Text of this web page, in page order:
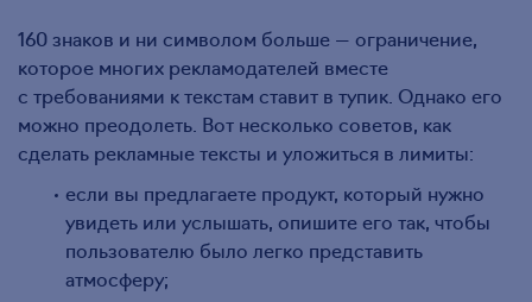
160 знаков и ни символом больше — ограничение,
которое многих рекламодателей вместе
с требованиями к текстам ставит в тупик. Однако его
можно преодолеть. Вот несколько советов, как
сделать рекламные тексты и уложиться в лимиты:
если вы предлагаете продукт, который нужно
увидеть или услышать, опишите его так, чтобы
пользователю было легко представить
атмосферу;